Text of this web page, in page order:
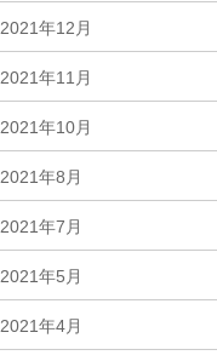
2021年12月
2021年11月
2021年10月
2021年8月
2021年7月
2021年5月
2021年4月